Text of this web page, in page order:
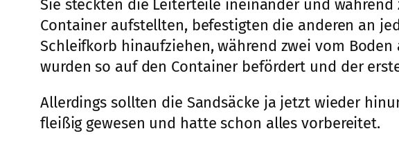
Sie steckten die Leiterteile ineinander und
Container aufstellten, befestigten die anderen an
Schleifkorb hinaufziehen, während zwei vom
wurden so auf den Container befördert und der
Allerdings sollten die Sandsäcke ja jetzt wieder
fleißig gewesen und hatte schon alles vorbereitet.